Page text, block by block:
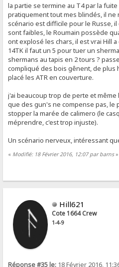
la partie se termine au T4 par la fuite
pratiquement tout mes blindés, il ne
scénario est difficile pour le Russe,
sont faibles, le Roumain possède
ont explosé les chars, il est vrai Hill
14TK il faut un 5 pour tuer un
shermans au tapis en 2 tours ?
compliqué des bois gênent, de plus
placé les ATR en couverture.
j'ai beaucoup trop de perte et
que des gun's ne compense pas, le
stopper la marée de calimero (le
méprendre, c'est trop injuste).
Un scénario nerveux, intéressant
« Modifié: 18 Février 2016, 12:07 par barns»
Hill621
Cote 1664 Crew
1-4-9
Réponse #35 le: 18 Février 2016,